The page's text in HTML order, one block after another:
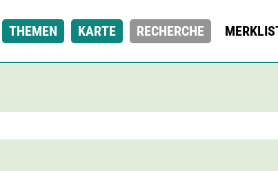
THEMEN KARTE RECHERCHE